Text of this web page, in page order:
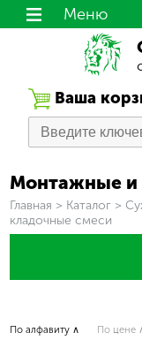
Ваша
Меню
Монтажные и
Вы здесь
Главная > Каталог >
кладочные смеси
По алфавиту ∧ По цене